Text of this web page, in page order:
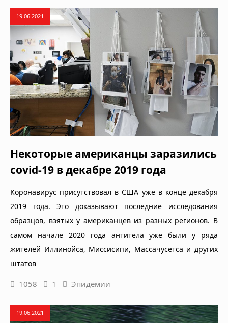
19.06.2021
Некоторые американцы заразились
covid-19 в декабре 2019 года
Коронавирус присутствовал в США уже в конце декабря
2019 года. Это доказывают последние исследования
образцов, взятых у американцев из разных регионов. В
самом начале 2020 года антитела уже были у ряда
жителей Иллинойса, Миссисипи, Массачусетса и других
штатов
1058 1 Эпидемии
19.06.2021